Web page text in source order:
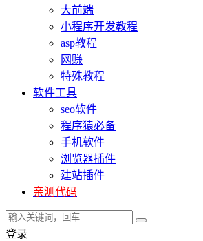
大前端
小程序开发教程
asp教程
网赚
特殊教程
软件工具
seo软件
程序猿必备
手机软件
浏览器插件
建站插件
亲测代码
登录